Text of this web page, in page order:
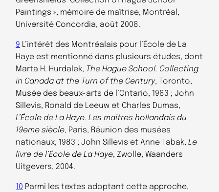
Paintings », mémoire de maîtrise, Montréal,
Université Concordia, août 2008.
9 L’intérêt des Montréalais pour l’École de La
Haye est mentionné dans plusieurs études, dont
Marta H. Hurdalek, The Hague School. Collecting
in Canada at the Turn of the Century, Toronto,
Musée des beaux-arts de l’Ontario, 1983 ; John
Sillevis, Ronald de Leeuw et Charles Dumas,
L’École de La Haye. Les maîtres hollandais du
19eme siècle, Paris, Réunion des musées
nationaux, 1983 ; John Sillevis et Anne Tabak, Le
livre de l’École de La Haye, Zwolle, Waanders
Uitgevers, 2004.
10 Parmi les textes adoptant cette approche,